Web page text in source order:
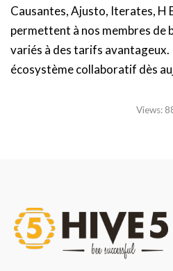
Causantes, Ajusto, Iterates, H
permettent à nos membres de
variés à des tarifs
écosystème collaboratif dès
Views: